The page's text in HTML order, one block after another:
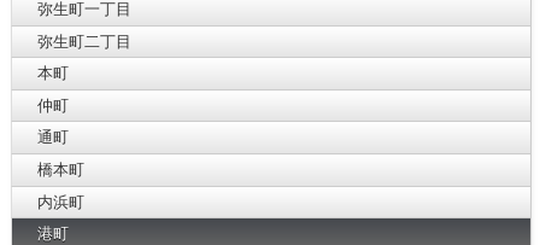
弥生町一丁目
弥生町二丁目
本町
仲町
通町
橋本町
内浜町
港町